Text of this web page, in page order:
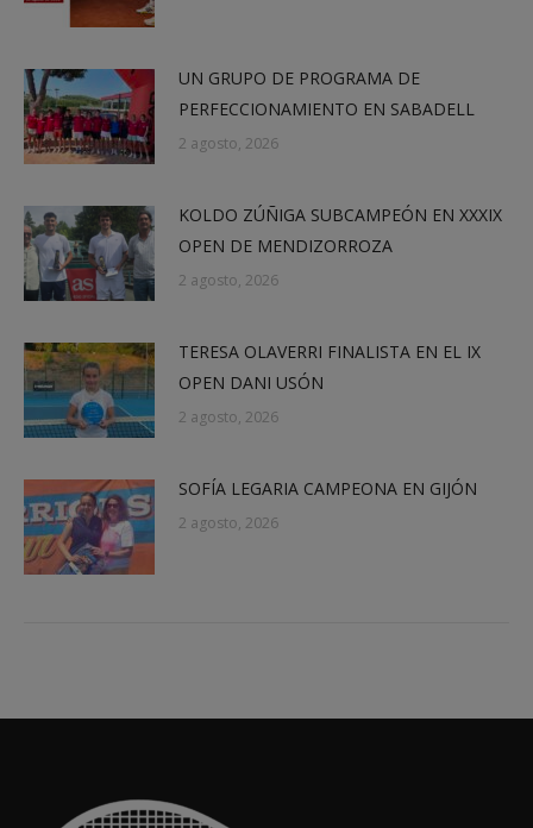
UN GRUPO DE PROGRAMA DE
PERFECCIONAMIENTO EN SABADELL
2 agosto, 2026
KOLDO ZÚÑIGA SUBCAMPEÓN EN XXXIX
OPEN DE MENDIZORROZA
2 agosto, 2026
TERESA OLAVERRI FINALISTA EN EL IX
OPEN DANI USÓN
2 agosto, 2026
SOFÍA LEGARIA CAMPEONA EN GIJÓN
2 agosto, 2026